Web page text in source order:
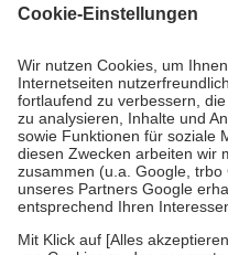
Grundsätzlich leisten
höchstens zehn Euro.
Es sind
Kosten der Leistung zu
Diese Regeln gelten
Bei Heilmitteln und
Zuzahlung zehn Prozent der
Verordnung.
Um das Engagement der
stärken und die besondere
fallenkeine Zuzahlungenan bei: